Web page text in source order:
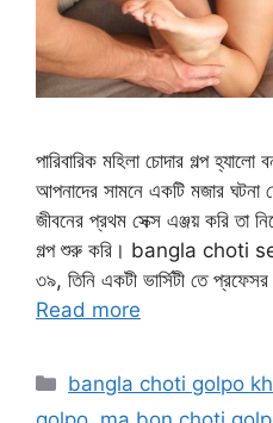
পারিবারিক মহিলা চোদার গল্প
আপনাদের সামনে একটি মজার
জীবনের প্রথম সেক্স এঞ্জয় করি তা
গল্প শুরু করি। bangla choti sex
৩৯, তিনি একটী ভার্সিটী তে
Read more
Categories
bangla choti golpo